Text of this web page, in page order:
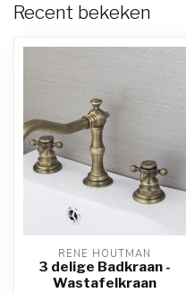
Recent bekeken
RENE HOUTMAN
3 delige Badkraan -
Wastafelkraan